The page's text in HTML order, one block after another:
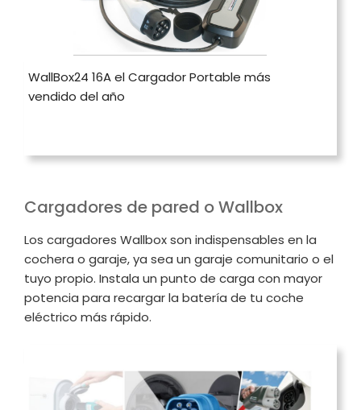
WallBox24 16A el Cargador Portable más
vendido del año
Cargadores de pared o Wallbox
Los cargadores Wallbox son indispensables en la
cochera o garaje, ya sea un garaje comunitario o el
tuyo propio. Instala un punto de carga con mayor
potencia para recargar la batería de tu coche
eléctrico más rápido.